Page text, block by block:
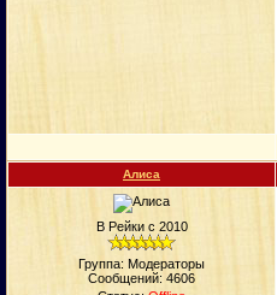
Алиса
В Рейки с 2010
Группа: Модераторы
Сообщений: 4606